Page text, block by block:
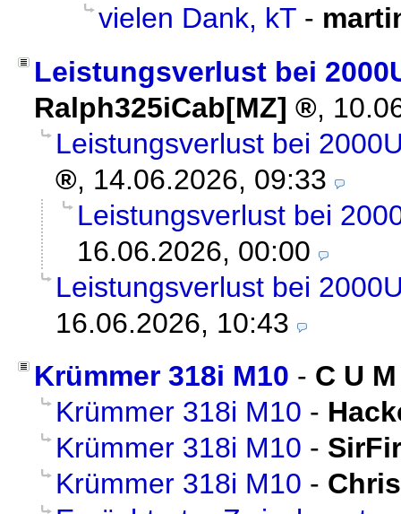
vielen Dank, kT -
Leistungsverlust bei
Ralph325iCab[MZ]
,
Leistungsverlust bei
, 14.06.2026, 09:33
Leistungsverlust bei
16.06.2026, 00:00
Leistungsverlust bei
16.06.2026, 10:43
Krümmer 318i M10 - C U M
Krümmer 318i M10 -
Krümmer 318i M10 -
Krümmer 318i M10 -